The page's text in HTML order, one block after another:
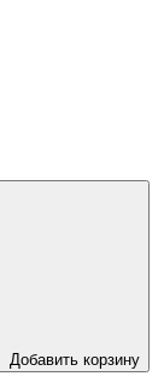
Добавить корзину